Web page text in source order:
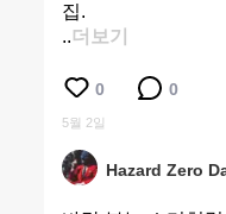
집.
..더보기
0 0
5월 2일
Hazard Zero